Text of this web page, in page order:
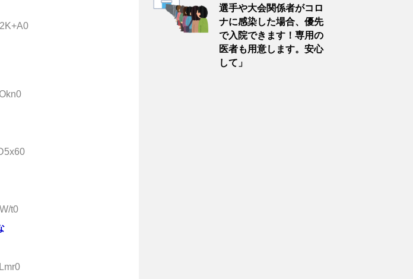
t0
選手や大会関係者がコロ
ナに感染した場合、優先
で入院できます！専用の
医者も用意します。安心
して」